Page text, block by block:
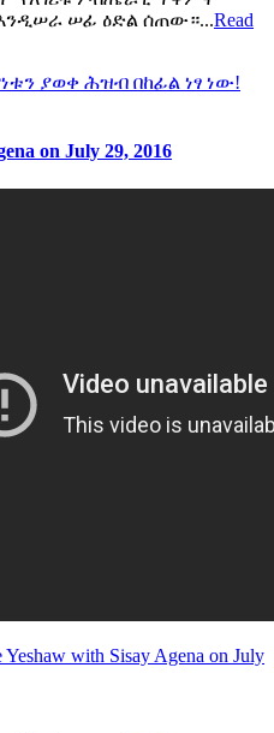
ሠፊ ዕድል ሰጠው።...Read
ያወቀ ሕዝብ በከፊል ነፃ ነው!
on July 29, 2016
Yeshaw with Sisay Agena on July